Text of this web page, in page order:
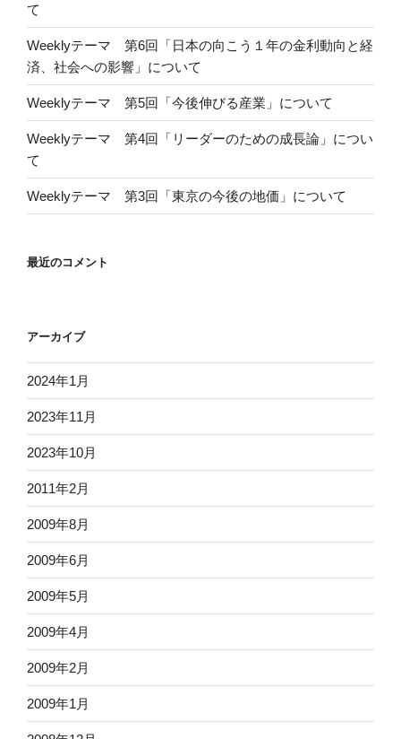
て
Weeklyテーマ 第6回「日本の向こう１年の金利動向と経
済、社会への影響」について
Weeklyテーマ 第5回「今後伸びる産業」について
Weeklyテーマ 第4回「リーダーのための成長論」につい
て
Weeklyテーマ 第3回「東京の今後の地価」について
最近のコメント
アーカイブ
2024年1月
2023年11月
2023年10月
2011年2月
2009年8月
2009年6月
2009年5月
2009年4月
2009年2月
2009年1月